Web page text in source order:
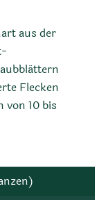
aus der
Flecken
von 10 bis